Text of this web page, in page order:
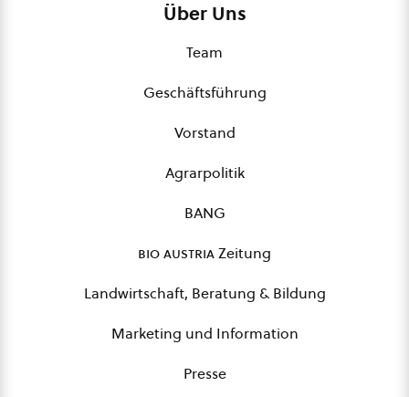
Über Uns
Team
Geschäftsführung
Vorstand
Agrarpolitik
BANG
bio austriaZeitung
Landwirtschaft, Beratung & Bildung
Marketing und Information
Presse